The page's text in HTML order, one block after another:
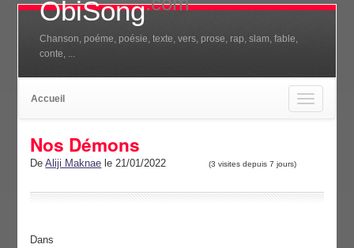
ObiSong
Chanson, poéme, poésie, texte, vers, prose, rap, slam, fable,
conte, ...
Toggle
navigation
Accueil
Nos Démons
DeAliji Maknae le 21/01/2022 (3 visites depuis 7 jours)
Dans